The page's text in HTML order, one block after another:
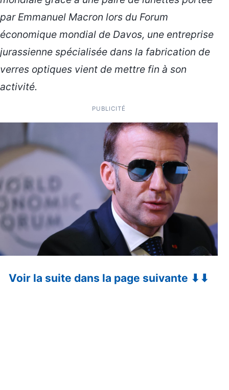
par Emmanuel Macron lors du Forum
économique mondial de Davos, une entreprise
jurassienne spécialisée dans la fabrication de
verres optiques vient de mettre fin à son
activité.
PUBLICITÉ
Voir la suite dans la page suivante ⬇⬇